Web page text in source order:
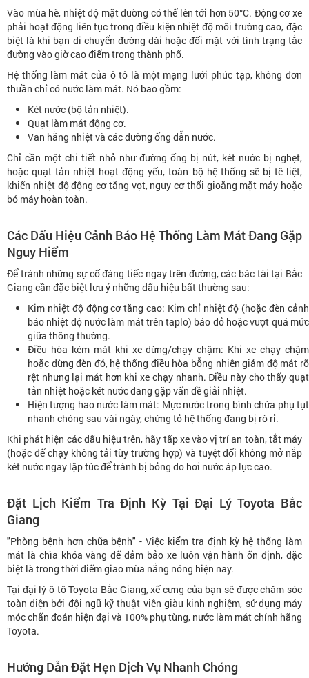
Vào mùa hè, nhiệt độ mặt đường có thể lên tới hơn 50°C. Động cơ xe
phải hoạt động liên tục trong điều kiện nhiệt độ môi trường cao, đặc
biệt là khi bạn di chuyển đường dài hoặc đối mặt với tình trạng tắc
đường vào giờ cao điểm trong thành phố.
Hệ thống làm mát của ô tô là một mạng lưới phức tạp, không đơn
thuần chỉ có nước làm mát. Nó bao gồm:
Két nước (bộ tản nhiệt).
Quạt làm mát động cơ.
Van hằng nhiệt và các đường ống dẫn nước.
Chỉ cần một chi tiết nhỏ như đường ống bị nứt, két nước bị nghẹt,
hoặc quạt tản nhiệt hoạt động yếu, toàn bộ hệ thống sẽ bị tê liệt,
khiến nhiệt độ động cơ tăng vọt, nguy cơ thổi gioăng mặt máy hoặc
bó máy hoàn toàn.
Các Dấu Hiệu Cảnh Báo Hệ Thống Làm Mát Đang Gặp
Nguy Hiểm
Để tránh những sự cố đáng tiếc ngay trên đường, các bác tài tại Bắc
Giang cần đặc biệt lưu ý những dấu hiệu bất thường sau:
Kim nhiệt độ động cơ tăng cao: Kim chỉ nhiệt độ (hoặc đèn cảnh
báo nhiệt độ nước làm mát trên taplo) báo đỏ hoặc vượt quá mức
giữa thông thường.
Điều hòa kém mát khi xe dừng/chạy chậm: Khi xe chạy chậm
hoặc dừng đèn đỏ, hệ thống điều hòa bỗng nhiên giảm độ mát rõ
rệt nhưng lại mát hơn khi xe chạy nhanh. Điều này cho thấy quạt
tản nhiệt hoặc két nước đang gặp vấn đề giải nhiệt.
Hiện tượng hao nước làm mát: Mực nước trong bình chứa phụ tụt
nhanh chóng sau vài ngày, chứng tỏ hệ thống đang bị rò rỉ.
Khi phát hiện các dấu hiệu trên, hãy tấp xe vào vị trí an toàn, tắt máy
(hoặc để chạy không tải tùy trường hợp) và tuyệt đối không mở nắp
két nước ngay lập tức để tránh bị bỏng do hơi nước áp lực cao.
Đặt Lịch Kiểm Tra Định Kỳ Tại Đại Lý Toyota Bắc
Giang
"Phòng bệnh hơn chữa bệnh" - Việc kiểm tra định kỳ hệ thống làm
mát là chìa khóa vàng để đảm bảo xe luôn vận hành ổn định, đặc
biệt là trong thời điểm giao mùa nắng nóng hiện nay.
Tại đại lý ô tô Toyota Bắc Giang, xế cưng của bạn sẽ được chăm sóc
toàn diện bởi đội ngũ kỹ thuật viên giàu kinh nghiệm, sử dụng máy
móc chẩn đoán hiện đại và 100% phụ tùng, nước làm mát chính hãng
Toyota.
Hướng Dẫn Đặt Hẹn Dịch Vụ Nhanh Chóng